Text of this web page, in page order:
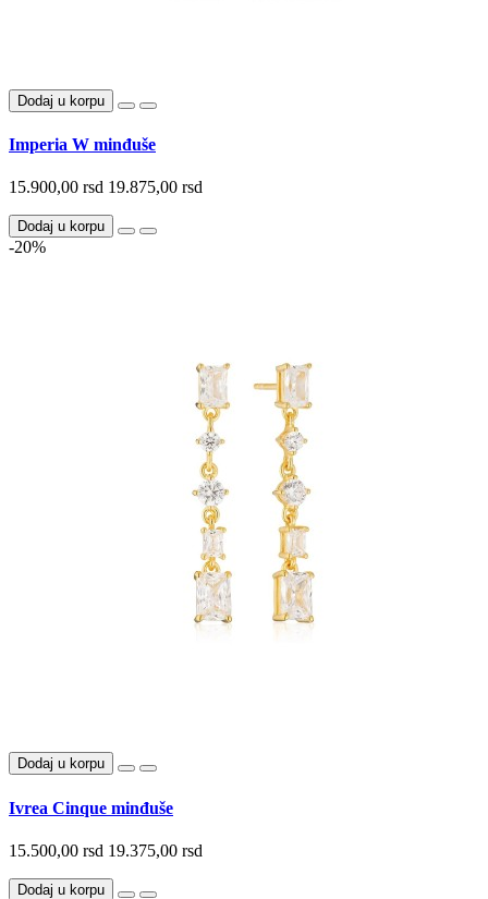
Dodaj u korpu
Imperia W minđuše
15.900,00 rsd 19.875,00 rsd
Dodaj u korpu
-20%
Dodaj u korpu
Ivrea Cinque minđuše
15.500,00 rsd 19.375,00 rsd
Dodaj u korpu